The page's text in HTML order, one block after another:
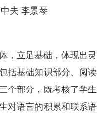
夫 李景琴
，立足基础，体现出灵
括基础知识部分、阅读
个部分，既考核了学生
对语言的积累和联系语